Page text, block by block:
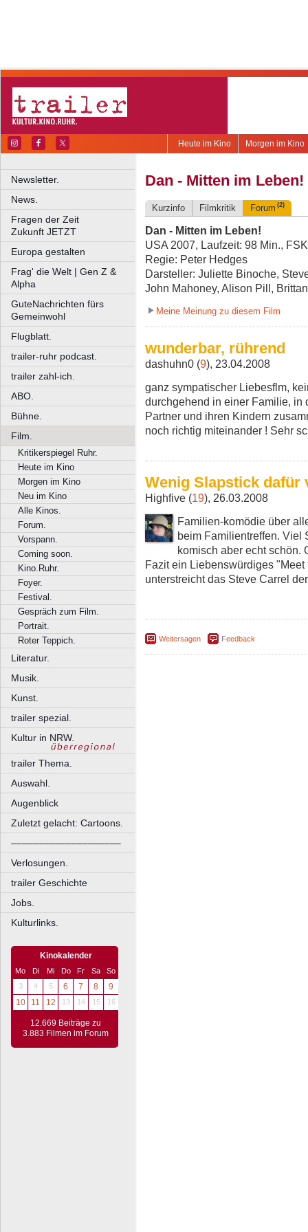
Morgen im Kino
Heute im Kino
Newsletter.
News.
Fragen der Zeit
Zukunft JETZT
Europa gestalten
Frag' die Welt | Gen Z &
Alpha
GuteNachrichten fürs
Gemeinwohl
Flugblatt.
trailer-ruhr podcast.
trailer zahl-ich.
ABO.
Bühne.
Film.
Kritikerspiegel Ruhr.
Heute im Kino
Morgen im Kino
Neu im Kino
Alle Kinos.
Forum.
Vorspann.
Coming soon.
Kino.Ruhr.
Foyer.
Festival.
Gespräch zum Film.
Portrait.
Roter Teppich.
Literatur.
Musik.
Kunst.
trailer spezial.
Kultur in NRW.
trailer Thema.
Auswahl.
Augenblick
Zuletzt gelacht: Cartoons.
––––––––––––––––––––
Verlosungen.
trailer Geschichte
Jobs.
Kulturlinks.
Kinokalender
Mo Di Mi Do Fr Sa
So
3
4 5 6 7 8
9
10
11 12 13 14 15 16
12.669 Beiträge zu
3.883 Filmen im Forum
Dan - Mitten im Leben!
Kurzinfo Filmkritik Forum (2)
Dan - Mitten im Leben!
USA 2007, Laufzeit: 98 Min.,
Regie: Peter Hedges
Darsteller: Juliette Binoche,
John Mahoney, Alison Pill,
Meine Meinung zu diesem Film
wunderbar, rührend
dashuhn0 (9), 23.04.2008
ganz sympatischer Liebesflm,
durchgehend in einer Familie, in
Partner und ihren Kindern
noch richtig miteinander ! Sehr
Wenig Slapstick dafür
Highfive (19), 26.03.2008
Familien-komödie über
beim Familientreffen. Viel
komisch aber echt schön.
Fazit ein Liebenswürdiges
unterstreicht das Steve Carrel
Weitersagen Feedback